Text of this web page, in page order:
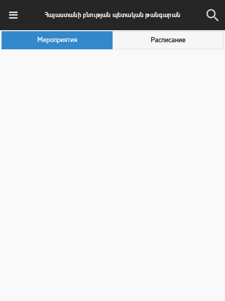
Հայաստանի բնության պետական թանգարան
Мероприятия Расписание